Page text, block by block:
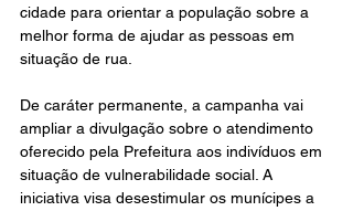
cidade para orientar a população sobre a
melhor forma de ajudar as pessoas em
situação de rua.
De caráter permanente, a campanha vai
ampliar a divulgação sobre o atendimento
oferecido pela Prefeitura aos indivíduos em
situação de vulnerabilidade social. A
iniciativa visa desestimular os munícipes a